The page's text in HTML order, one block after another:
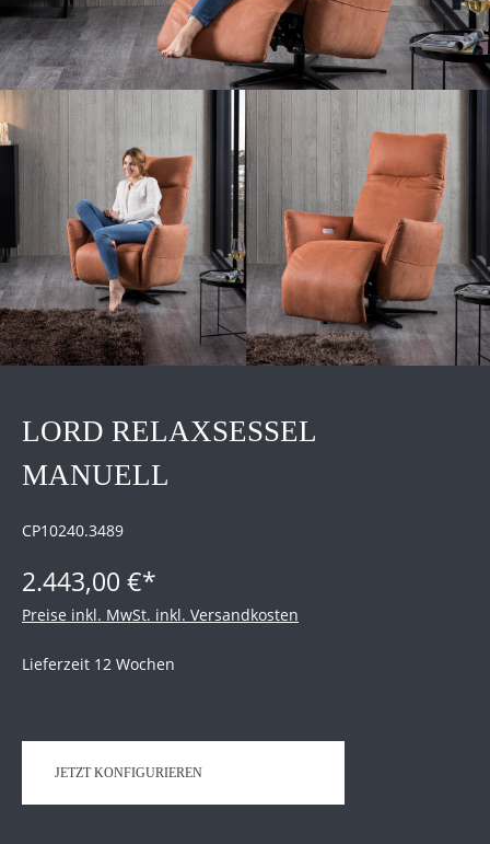
LORD RELAXSESSEL
MANUELL
CP10240.3489
2.443,00 €*
Preise inkl. MwSt. inkl. Versandkosten
Lieferzeit 12 Wochen
JETZT KONFIGURIEREN